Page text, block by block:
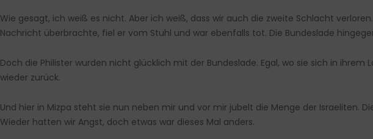
Wie gesagt, ich weiß es nicht. Aber ich weiß, dass wir auch die zweite Schlacht
Nachricht überbrachte, fiel er vom Stuhl und war ebenfalls tot. Die Bundeslade
Doch die Philister wurden nicht glücklich mit der Bundeslade. Egal, wo sie sich in
wieder zurück.
Und hier in Mizpa steht sie nun neben mir und vor mir jubelt die Menge der Israeliten.
Wieder hatten wir Angst, doch etwas war dieses Mal anders.